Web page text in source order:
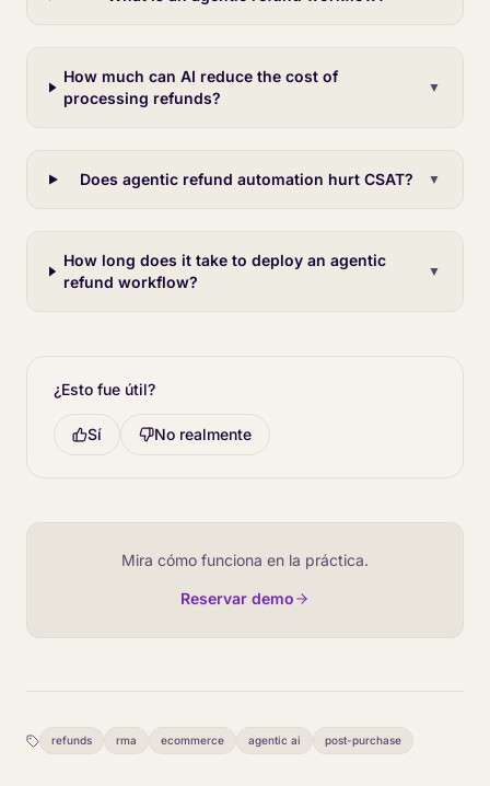
How much can AI reduce the cost of
processing refunds?
▼
Does agentic refund automation hurt CSAT? ▼
How long does it take to deploy an agentic
refund workflow?
▼
¿Esto fue útil?
Sí No realmente
Mira cómo funciona en la práctica.
Reservar demo
refunds rma ecommerce agentic ai post-purchase